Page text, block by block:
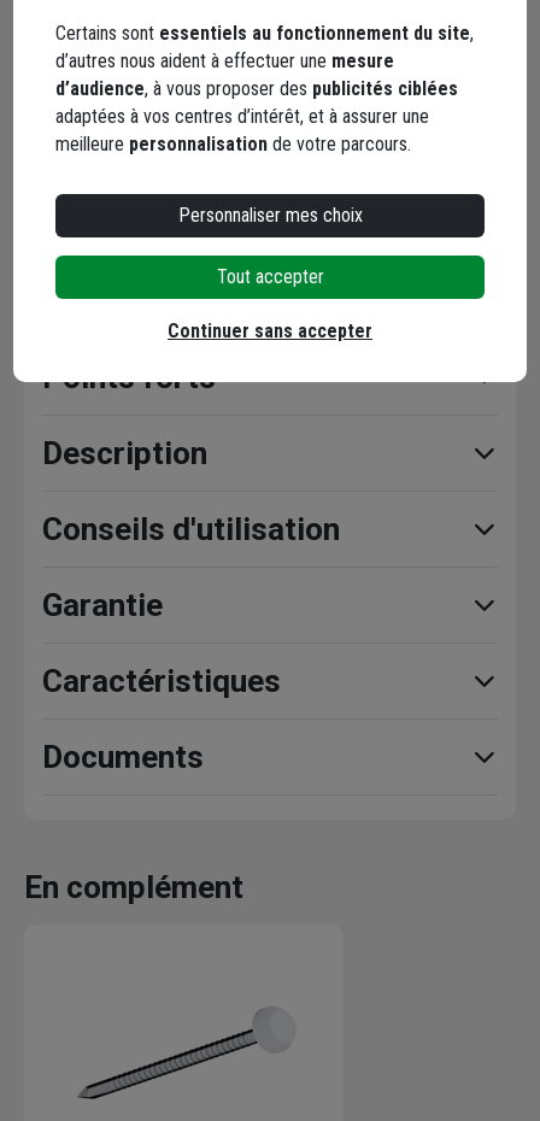
Code : 198364-1
28,94 €/ mètre
soit115,78 €/ unité
0,12 € éco-contribution
Livraison disponible selon stock agence
Points forts
Description
Conseils d'utilisation
Garantie
Caractéristiques
Documents
En complément
Certains sont essentiels au fonctionnement du site,
d’autres nous aident à effectuer une mesure
d’audience, à vous proposer des publicités ciblées
adaptées à vos centres d’intérêt, et à assurer une
meilleure personnalisation de votre parcours.
Personnaliser mes choix
Tout accepter
Continuer sans accepter